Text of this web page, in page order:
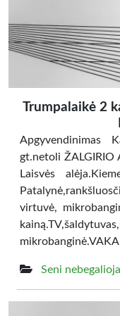
Trumpalaikė 2
Apgyvendinimas
gt.netoli ŽALGIRIO
Laisvės
virtuvė,
Seni